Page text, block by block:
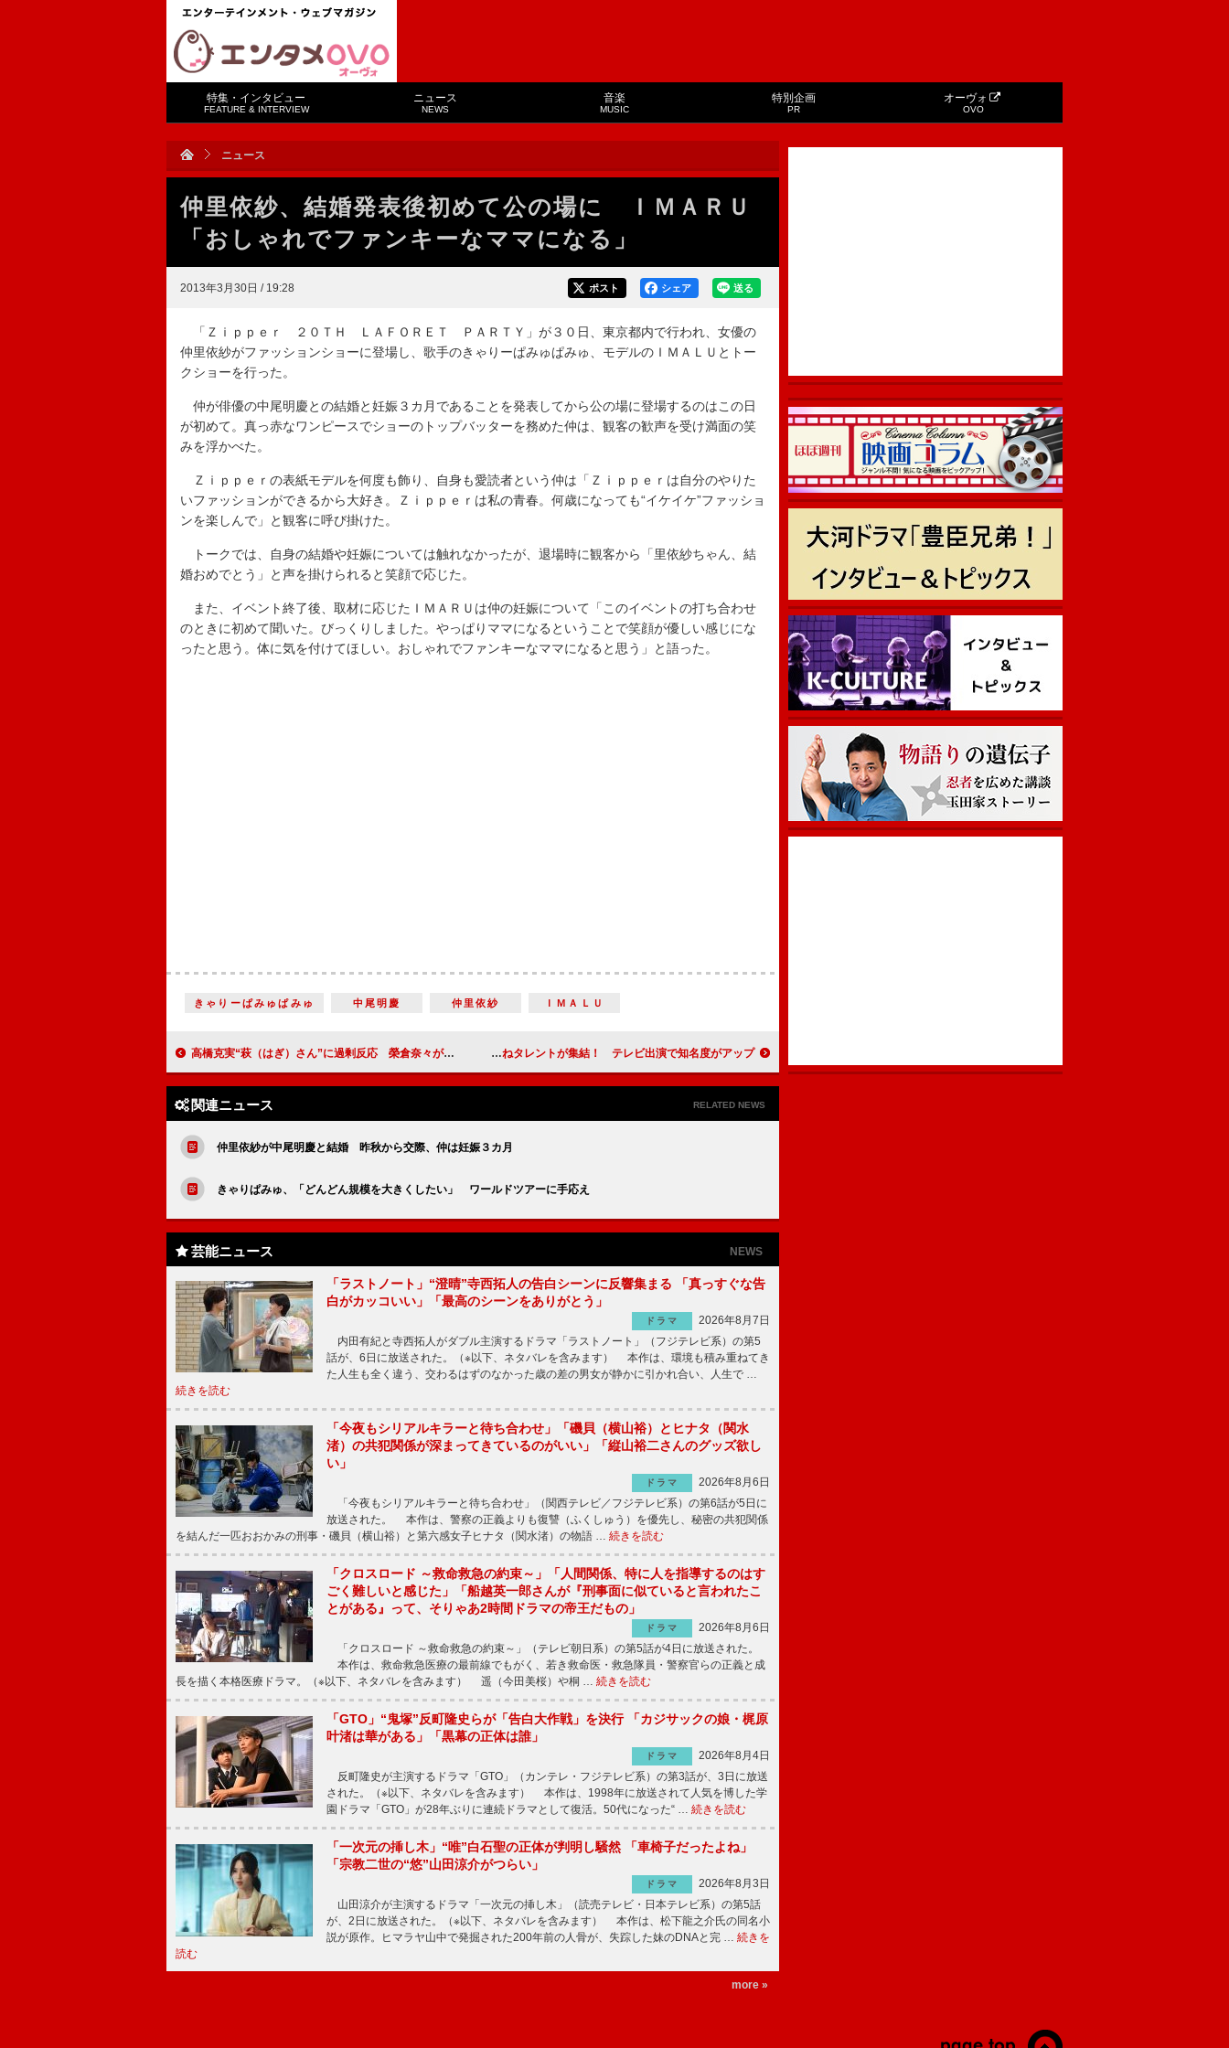
特集・インタビュー
FEATURE & INTERVIEW
ニュース
NEWS
音楽
MUSIC
特別企画
PR
オーヴォ
OVO
ニュース
仲里依紗、結婚発表後初めて公の場に ＩＭＡＲＵ
「おしゃれでファンキーなママになる」
2013年3月30日 / 19:28 送る
シェア
ポスト
「Ｚｉｐｐｅｒ ２０ＴＨ ＬＡＦＯＲＥＴ ＰＡＲＴＹ」が３０日、東京都内で行われ、女優の
仲里依紗がファッションショーに登場し、歌手のきゃりーぱみゅぱみゅ、モデルのＩＭＡＬＵとトー
クショーを行った。
仲が俳優の中尾明慶との結婚と妊娠３カ月であることを発表してから公の場に登場するのはこの日
が初めて。真っ赤なワンピースでショーのトップバッターを務めた仲は、観客の歓声を受け満面の笑
みを浮かべた。
Ｚｉｐｐｅｒの表紙モデルを何度も飾り、自身も愛読者という仲は「Ｚｉｐｐｅｒは自分のやりた
いファッションができるから大好き。Ｚｉｐｐｅｒは私の青春。何歳になっても“イケイケ”ファッショ
ンを楽しんで」と観客に呼び掛けた。
トークでは、自身の結婚や妊娠については触れなかったが、退場時に観客から「里依紗ちゃん、結
婚おめでとう」と声を掛けられると笑顔で応じた。
また、イベント終了後、取材に応じたＩＭＡＲＵは仲の妊娠について「このイベントの打ち合わせ
のときに初めて聞いた。びっくりしました。やっぱりママになるということで笑顔が優しい感じにな
ったと思う。体に気を付けてほしい。おしゃれでファンキーなママになると思う」と語った。
きゃりーぱみゅぱみゅ 中尾明慶 仲里依紗 ＩＭＡＬＵ
高橋克実“萩（はぎ）さん”に過剰反応 榮倉奈々が年の離れた相棒刑事に エープリルフールに物まねタレントが集結！ テレビ出演で知名度がアップ
関連ニュース RELATED NEWS
仲里依紗が中尾明慶と結婚 昨秋から交際、仲は妊娠３カ月
きゃりぱみゅ、「どんどん規模を大きくしたい」 ワールドツアーに手応え
芸能ニュース NEWS
「ラストノート」“澄晴”寺西拓人の告白シーンに反響集まる 「真っすぐな告
白がカッコいい」「最高のシーンをありがとう」
ドラマ
2026年8月7日
内田有紀と寺西拓人がダブル主演するドラマ「ラストノート」（フジテレビ系）の第5
話が、6日に放送された。（※以下、ネタバレを含みます） 本作は、環境も積み重ねてき
た人生も全く違う、交わるはずのなかった歳の差の男女が静かに引かれ合い、人生で …
続きを読む
「今夜もシリアルキラーと待ち合わせ」「磯貝（横山裕）とヒナタ（関水
渚）の共犯関係が深まってきているのがいい」「縦山裕二さんのグッズ欲し
い」
ドラマ
2026年8月6日
「今夜もシリアルキラーと待ち合わせ」（関西テレビ／フジテレビ系）の第6話が5日に
放送された。 本作は、警察の正義よりも復讐（ふくしゅう）を優先し、秘密の共犯関係
を結んだ一匹おおかみの刑事・磯貝（横山裕）と第六感女子ヒナタ（関水渚）の物語 … 続きを読む
「クロスロード ～救命救急の約束～」「人間関係、特に人を指導するのはす
ごく難しいと感じた」「船越英一郎さんが『刑事面に似ていると言われたこ
とがある』って、そりゃあ2時間ドラマの帝王だもの」
ドラマ
2026年8月6日
「クロスロード ～救命救急の約束～」（テレビ朝日系）の第5話が4日に放送された。
本作は、救命救急医療の最前線でもがく、若き救命医・救急隊員・警察官らの正義と成
長を描く本格医療ドラマ。（※以下、ネタバレを含みます） 遥（今田美桜）や桐 … 続きを読む
「GTO」“鬼塚”反町隆史らが「告白大作戦」を決行 「カジサックの娘・梶原
叶渚は華がある」「黒幕の正体は誰」
ドラマ
2026年8月4日
反町隆史が主演するドラマ「GTO」（カンテレ・フジテレビ系）の第3話が、3日に放送
された。（※以下、ネタバレを含みます） 本作は、1998年に放送されて人気を博した学
園ドラマ「GTO」が28年ぶりに連続ドラマとして復活。50代になった“ … 続きを読む
「一次元の挿し木」“唯”白石聖の正体が判明し騒然 「車椅子だったよね」
「宗教二世の“悠”山田涼介がつらい」
ドラマ
2026年8月3日
山田涼介が主演するドラマ「一次元の挿し木」（読売テレビ・日本テレビ系）の第5話
が、2日に放送された。（※以下、ネタバレを含みます） 本作は、松下龍之介氏の同名小
説が原作。ヒマラヤ山中で発掘された200年前の人骨が、失踪した妹のDNAと完 … 続きを
読む
more »